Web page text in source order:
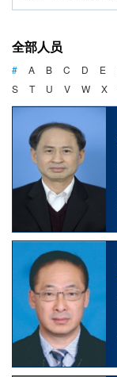
海洋产业与政策
海洋可持续发展
全部人员
# A B C D E
S
T U V W X